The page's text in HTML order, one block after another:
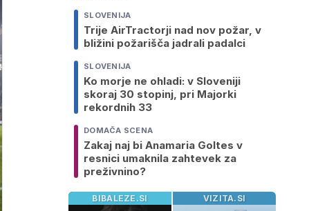
SLOVENIJA
Trije AirTractorji nad nov požar, v
bližini požarišča jadrali padalci
SLOVENIJA
Ko morje ne ohladi: v Sloveniji
skoraj 30 stopinj, pri Majorki
rekordnih 33
DOMAČA SCENA
Zakaj naj bi Anamaria Goltes v
resnici umaknila zahtevek za
preživnino?
BIBALEZE.SI VIZITA.SI